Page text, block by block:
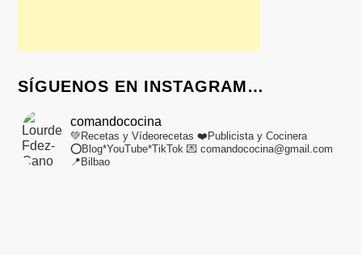
SÍGUENOS EN INSTAGRAM…
comandococina
💚Recetas y Vídeorecetas ❤️Publicista y Cocinera
⭕Blog*YouTube*TikTok 💌 comandococina@gmail.com
📍Bilbao